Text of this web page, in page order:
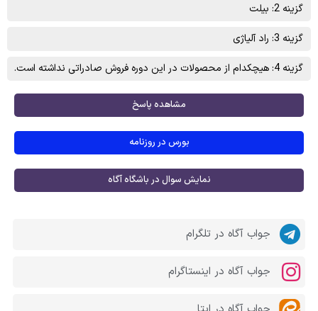
گزینه 2: بيلت
گزینه 3: راد آلياژی
گزینه 4: هیچکدام از محصولات در این دوره فروش صادراتی نداشته است.
مشاهده پاسخ
بورس در روزنامه
نمایش سوال در باشگاه آگاه
جواب آگاه در تلگرام
جواب آگاه در اینستاگرام